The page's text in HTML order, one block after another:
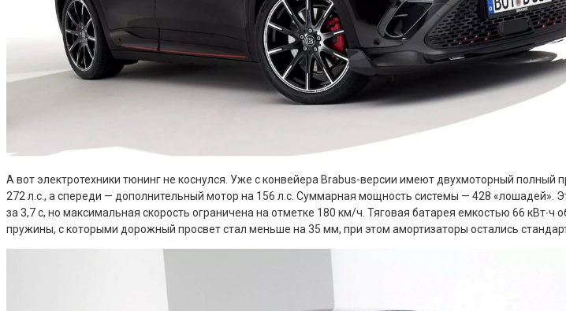
А вот электротехники тюнинг не коснулся. Уже с конвейера Brabus-версии имеют двухмоторный
272 л.с., а спереди — дополнительный мотор на 156 л.с. Суммарная мощность системы — 428 «лошадей».
за 3,7 с, но максимальная скорость ограничена на отметке 180 км/ч. Тяговая батарея емкостью 66 кВт∙ч
пружины, с которыми дорожный просвет стал меньше на 35 мм, при этом амортизаторы остались